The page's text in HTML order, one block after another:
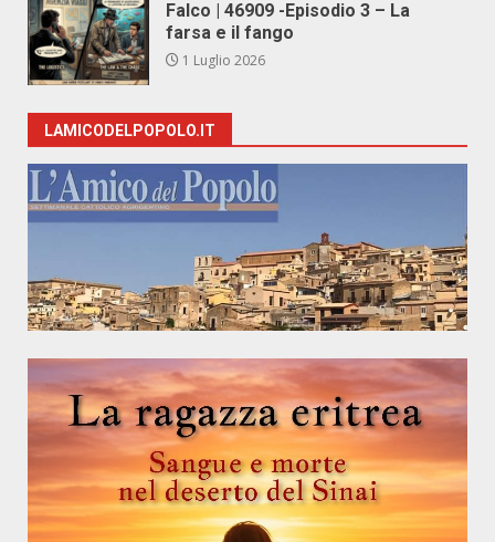
Falco | 46909 -Episodio 3 – La
farsa e il fango
1 Luglio 2026
LAMICODELPOPOLO.IT